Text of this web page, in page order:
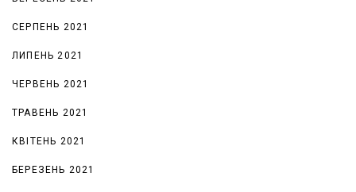
СЕРПЕНЬ 2021
ЛИПЕНЬ 2021
ЧЕРВЕНЬ 2021
ТРАВЕНЬ 2021
КВІТЕНЬ 2021
БЕРЕЗЕНЬ 2021